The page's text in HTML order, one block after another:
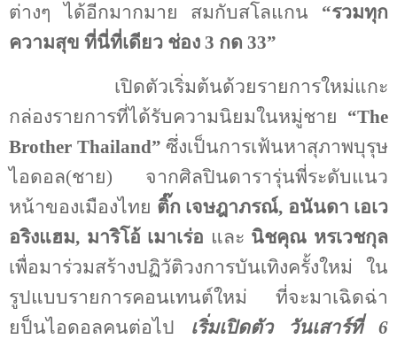
ต่างๆ ได้อีกมากมาย สมกับสโลแกน “รวมทุก
ความสุข ที่นี่ที่เดียว ช่อง 3 กด 33”
เปิดตัวเริ่มต้นด้วยรายการใหม่แกะ
กล่องรายการที่ได้รับความนิยมในหมู่ชาย “The
Brother Thailand” ซึ่งเป็นการเฟ้นหาสุภาพบุรุษ
ไอดอล(ชาย) จากศิลปินดารารุ่นพี่ระดับแนว
หน้าของเมืองไทย ติ๊ก เจษฎาภรณ์, อนันดา เอเว
อริงแฮม, มาริโอ้ เมาเร่อ และ นิชคุณ หรเวชกุล
เพื่อมาร่วมสร้างปฏิวัติวงการบันเทิงครั้งใหม่ ใน
รูปแบบรายการคอนเทนต์ใหม่ ที่จะมาเฉิดฉ่า
ยป็นไอดอลคนต่อไป เริ่มเปิดตัว วันเสาร์ที่6